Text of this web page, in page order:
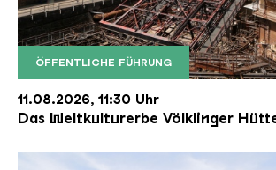
ÖFFENTLICHE FÜHRUNG
Der Erzschrägaufzug der
Copyright: Weltkulturerbe
11.08.2026, 11:30 Uhr
Das Weltkulturerbe Völklinger